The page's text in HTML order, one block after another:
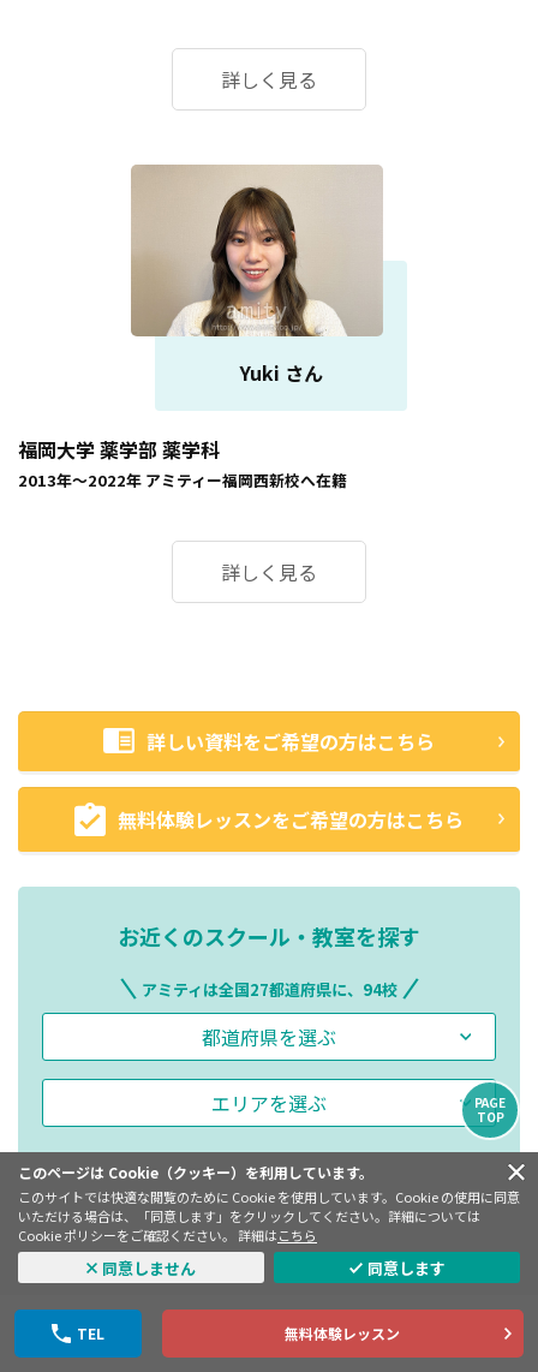
このページは Cookie（クッキー）を利用しています。
このサイトでは快適な閲覧のために Cookie を使用しています。Cookie の使用に同意
いただける場合は、「同意します」をクリックしてください。詳細については
Cookie ポリシーをご確認ください。 詳細はこちら
同意しません 同意します
TEL 無料体験レッスン
詳しく見る
Yuki さん
福岡大学 薬学部 薬学科
2013年～2022年 アミティー福岡西新校へ在籍
詳しく見る
詳しい資料をご希望の方はこちら
無料体験レッスンをご希望の方はこちら
お近くのスクール・教室を探す
アミティは全国27都道府県に、94校
都道府県を選ぶ
エリアを選ぶ
アミティー生徒
実用英検合格者発表
PAGE
TOP